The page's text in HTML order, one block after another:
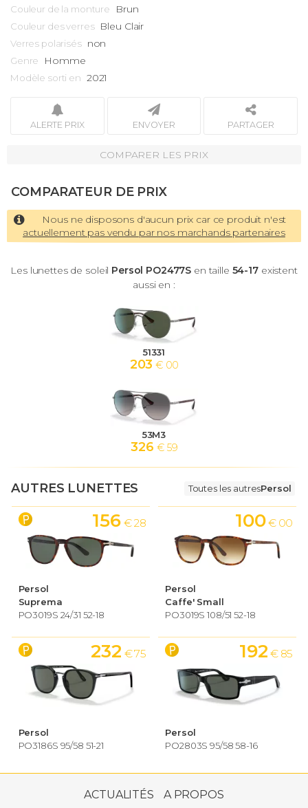
Couleur de la monture Brun
Couleur des verres Bleu Clair
Verres polarisés non
Genre Homme
Modèle sorti en 2021
ALERTE PRIX ENVOYER PARTAGER
COMPARER LES PRIX
COMPARATEUR DE PRIX
Nous ne disposons d'aucun prix car ce produit n'est
actuellement pas vendu par nos marchands partenaires
Les lunettes de soleil Persol PO2477S en taille 54-17existent
aussi en :
51331
203 € 00
53M3
326 € 59
AUTRES LUNETTES Toutes les autresPersol
Persol
Suprema
PO3019S 24/31 52-18
156 € 28
Persol
Caffe' Small
PO3019S 108/51 52-18
100 € 00
Persol
PO3186S 95/58 51-21
232 € 75
Persol
PO2803S 95/58 58-16
192 € 85
ACTUALITÉS A PROPOS